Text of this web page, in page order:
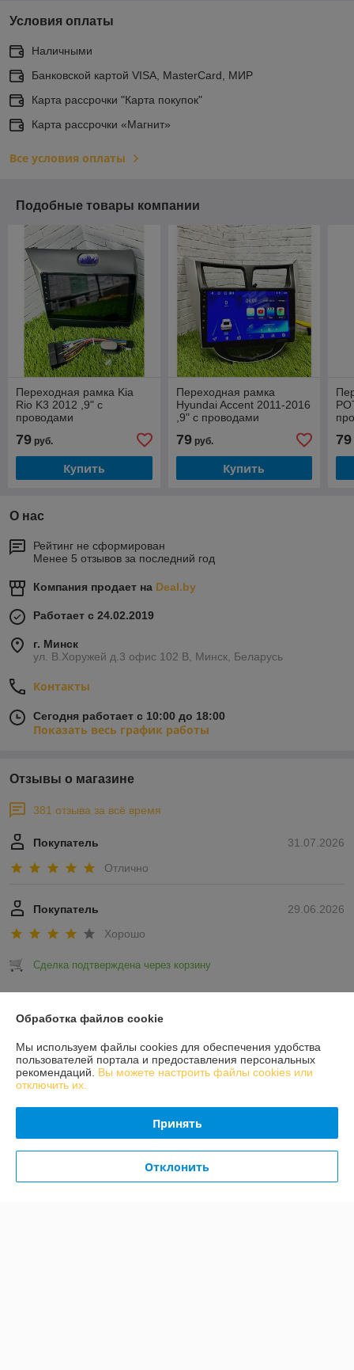
Условия оплаты
Наличными
Банковской картой VISA, MasterCard, МИР
Карта рассрочки "Карта покупок"
Карта рассрочки «Магнит»
Все условия оплаты
Подобные товары компании
Переходная рамка Kia
Rio K3 2012 ,9" с
проводами
79 руб.
Купить
Переходная рамка
Hyundai Accent 2011-2016
,9" с проводами
79руб.
Купить
79
О нас
Рейтинг не сформирован
Менее 5 отзывов за последний год
Компания продает на Deal.by
Работает с 24.02.2019
г. Минск
ул. В.Хоружей д.3 офис 102 В, Минск, Беларусь
Контакты
Сегодня работает с 10:00 до 18:00
Показать весь график работы
Отзывы о магазине
381 отзыва за всё время
31.07.2026
Покупатель
Отлично
29.06.2026
Покупатель
Хорошо
Сделка подтверждена через корзину
О нас
Обработка файлов cookie
Мы используем файлы cookies для обеспечения удобства
пользователей портала и предоставления персональных
рекомендаций. Вы можете настроить файлы cookies или
отключить их.
Принять
Отклонить